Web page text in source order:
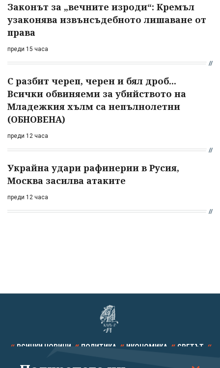
Законът за „вечните изроди“: Кремъл
узаконява извънсъдебното лишаване от
права
преди 15 часа
С разбит череп, черен и бял дроб...
Всички обвиняеми за убийството на
Младежкия хълм са непълнолетни
(ОБНОВЕНА)
преди 12 часа
Украйна удари рафинерии в Русия,
Москва засилва атаките
преди 12 часа
ВСИЧКИ НОВИНИ ПОЛИТИКА ИКОНОМИКА СВЕТЪТ
СПОРТ КУЛТУРА ТЕХНОЛОГИИ КАЛЕЙДОСКОП